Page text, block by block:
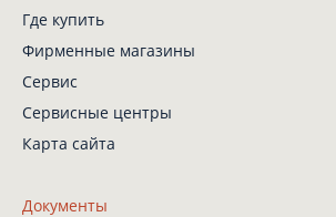
Где купить
Фирменные магазины
Сервис
Сервисные центры
Карта сайта
Документы